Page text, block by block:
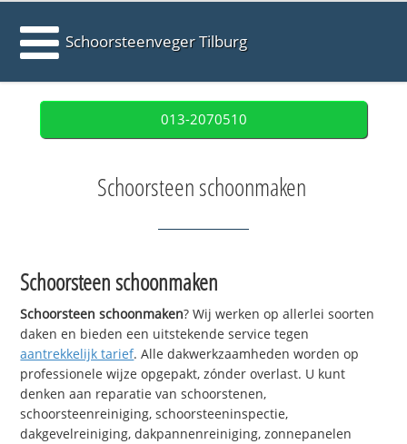
Schoorsteenveger Tilburg
013-2070510
Schoorsteen schoonmaken
Schoorsteen schoonmaken
Schoorsteen schoonmaken? Wij werken op allerlei soorten
daken en bieden een uitstekende service tegen
aantrekkelijk tarief. Alle dakwerkzaamheden worden op
professionele wijze opgepakt, zónder overlast. U kunt
denken aan reparatie van schoorstenen,
schoorsteenreiniging, schoorsteeninspectie,
dakgevelreiniging, dakpannenreiniging, zonnepanelen